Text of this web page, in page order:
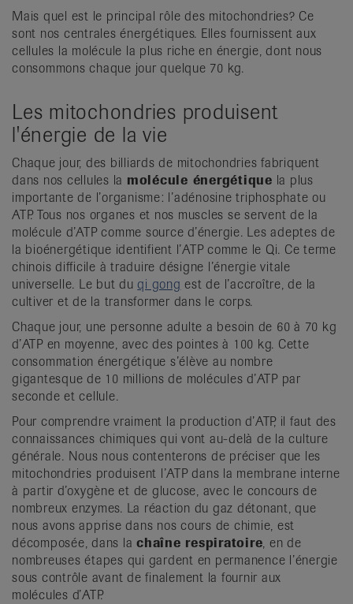
Mais quel est le principal rôle des mitochondries? Ce
sont nos centrales énergétiques. Elles fournissent aux
cellules la molécule la plus riche en énergie, dont nous
consommons chaque jour quelque 70 kg.
Les mitochondries produisent
l'énergie de la vie
Chaque jour, des billiards de mitochondries fabriquent
dans nos cellules la molécule énergétique la plus
importante de l’organisme: l’adénosine triphosphate ou
ATP. Tous nos organes et nos muscles se servent de la
molécule d’ATP comme source d’énergie. Les adeptes de
la bioénergétique identifient l’ATP comme le Qi. Ce terme
chinois difficile à traduire désigne l’énergie vitale
universelle. Le but duqi gong est de l’accroître, de la
cultiver et de la transformer dans le corps.
Chaque jour, une personne adulte a besoin de 60 à 70 kg
d’ATP en moyenne, avec des pointes à 100 kg. Cette
consommation énergétique s’élève au nombre
gigantesque de 10 millions de molécules d’ATP par
seconde et cellule.
Pour comprendre vraiment la production d’ATP, il faut des
connaissances chimiques qui vont au-delà de la culture
générale. Nous nous contenterons de préciser que les
mitochondries produisent l’ATP dans la membrane interne
à partir d’oxygène et de glucose, avec le concours de
nombreux enzymes. La réaction du gaz détonant, que
nous avons apprise dans nos cours de chimie, est
décomposée, dans la chaîne respiratoire, en de
nombreuses étapes qui gardent en permanence l’énergie
sous contrôle avant de finalement la fournir aux
molécules d’ATP.